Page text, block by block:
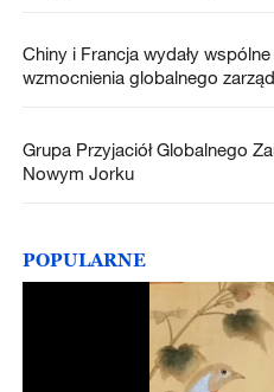
Chiny i Francja wydały
wzmocnienia globalnego
Grupa Przyjaciół Globalnego
Nowym Jorku
POPULARNE